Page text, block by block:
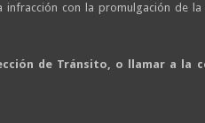
con la promulgación de la
de Tránsito, o llamar a la